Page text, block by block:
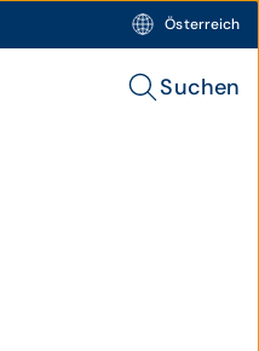
Österreich
Suchen